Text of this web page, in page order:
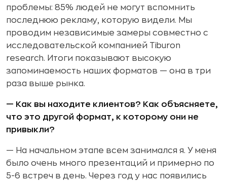
проблемы: 85% людей не могут вспомнить
последнюю рекламу, которую видели. Мы
проводим независимые замеры совместно с
исследовательской компанией Tiburon
research. Итоги показывают высокую
запоминаемость наших форматов — она в три
раза выше рынка.
— Как вы находите клиентов? Как объясняете,
что это другой формат, к которому они не
привыкли?
— На начальном этапе всем занимался я. У меня
было очень много презентаций и примерно по
5-6 встреч в день. Через год у нас появились